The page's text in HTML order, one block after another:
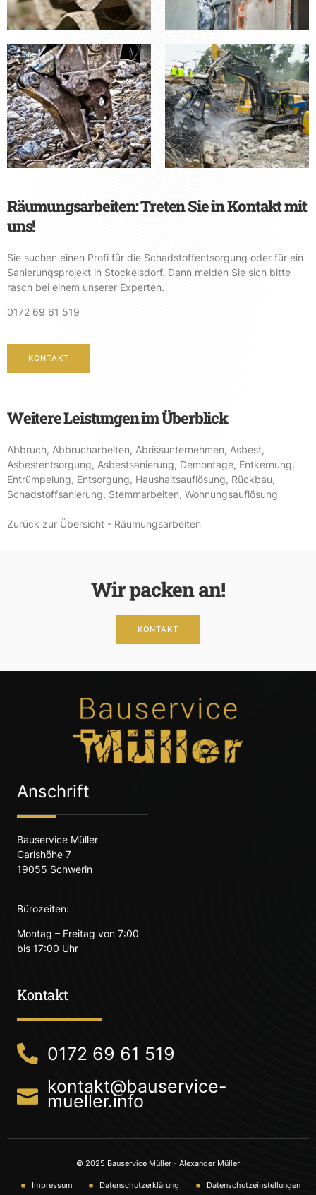
Räumungsarbeiten: Treten Sie in Kontakt mit
uns!
Sie suchen einen Profi für die Schadstoffentsorgung oder für ein
Sanierungsprojekt in Stockelsdorf. Dann melden Sie sich bitte
rasch bei einem unserer Experten.
0172 69 61 519
KONTAKT
Weitere Leistungen im Überblick
Abbruch, Abbrucharbeiten, Abrissunternehmen, Asbest,
Asbestentsorgung, Asbestsanierung, Demontage, Entkernung,
Entrümpelung, Entsorgung, Haushaltsauflösung, Rückbau,
Schadstoffsanierung, Stemmarbeiten, Wohnungsauflösung
Zurück zur Übersicht - Räumungsarbeiten
Wir packen an!
KONTAKT
Anschrift
Bauservice Müller
Carlshöhe 7
19055 Schwerin
Bürozeiten:
Montag – Freitag von 7:00
bis 17:00 Uhr
Kontakt
0172 69 61 519
kontakt@bauservice-
mueller.info
© 2025 Bauservice Müller - Alexander Müller
Impressum Datenschutzerklärung Datenschutzeinstellungen